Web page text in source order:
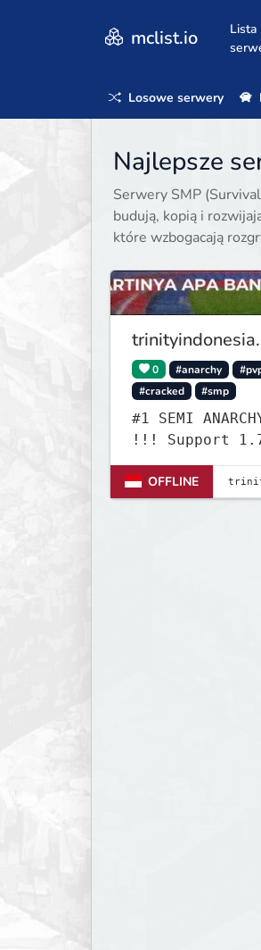
mclist.io
Lista
Losowe serwery
Najlepsze
Serwery SMP
budują, kopią i
które wzbogacają
0 #anarchy
#cracked
#smp
#1 SEMI
!!! Support
Versi Terbaru
OFFLINE